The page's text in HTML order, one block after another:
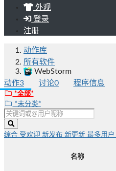
外观
登录
注册
动作库
所有软件
WebStorm
动作3 讨论0 程序信息
*全部*
*未分类*
综合 受欢迎 新发布 新更新 最多用户
名称